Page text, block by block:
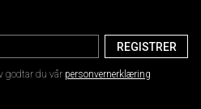
godtar du vår personvernerklæring